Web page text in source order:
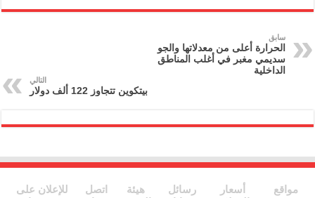
c
e
b
o
k
itt
er
e
gr
a
ai
l
nt
سابق
الحرارة أعلى من معدلاتها والجو
سديمي مغبر في أغلب المناطق
الداخلية
التالي
بيتكوين تتجاوز 122 ألف دولار
مواقع
أسعار
رسائل
هيئة
اتصل
للإعلان على